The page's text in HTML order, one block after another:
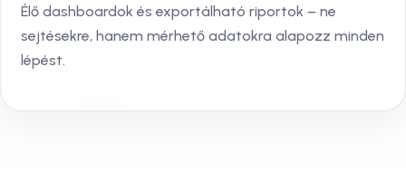
Élő dashboardok és exportálható riportok – ne
sejtésekre, hanem mérhető adatokra alapozz minden
lépést.